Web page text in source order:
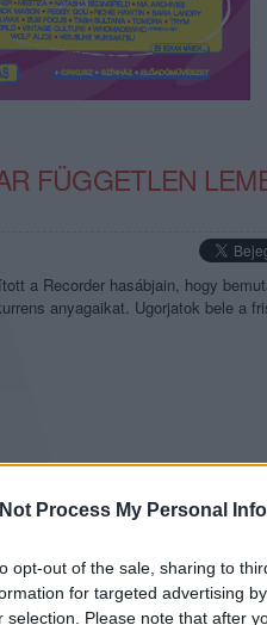
Process My Personal
opt-out of the sale, sharing to
for targeted advertising
selection. Please note that after
FÜGGETLEN
a Recorder hasábjain, hogy
anyagaikat. Ugorjatok bele a